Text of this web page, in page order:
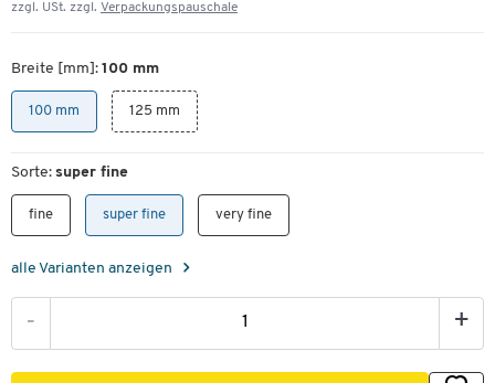
zzgl. USt. zzgl. Verpackungspauschale
Breite [mm]: 100 mm
100 mm 125 mm
Sorte: super fine
fine super fine very fine
alle Varianten anzeigen
- +